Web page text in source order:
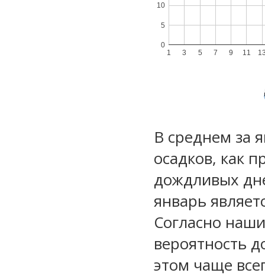
1 3 5 7 9 11
0
5
10
В среднем за
осадков, как
дождливых
январь
Согласно
вероятность
этом чаще